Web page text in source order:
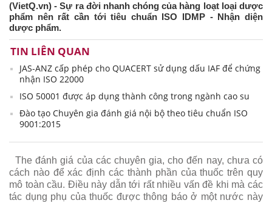
(VietQ.vn) - Sự ra đời nhanh chóng của hàng loạt loại dược
phẩm nên rất cần tới tiêu chuẩn ISO IDMP - Nhận diện
dược phẩm.
TIN LIÊN QUAN
JAS-ANZ cấp phép cho QUACERT sử dụng dấu IAF để chứng
nhận ISO 22000
ISO 50001 được áp dụng thành công trong ngành cao su
Đào tạo Chuyên gia đánh giá nội bộ theo tiêu chuẩn ISO
9001:2015
The đánh giá của các chuyên gia, cho đến nay, chưa có
cách nào để xác định các thành phần của thuốc trên quy
mô toàn cầu. Điều này dẫn tới rất nhiều vấn đề khi mà các
tác dụng phụ của thuốc được thông báo ở một nước này